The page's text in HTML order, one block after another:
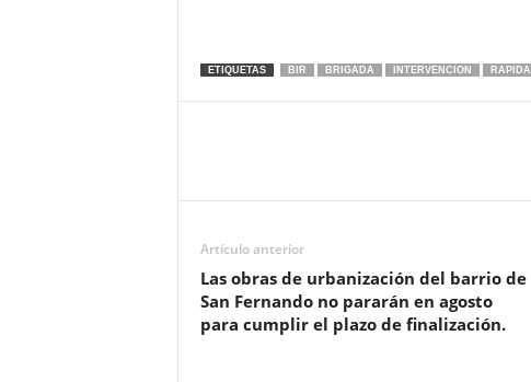
ETIQUETAS BIR BRIGADA INTERVENCION RAPIDA
Artículo anterior
Las obras de urbanización del barrio de
San Fernando no pararán en agosto
para cumplir el plazo de finalización.